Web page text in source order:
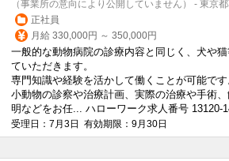
（事業所の意向により公開していません） - 東京
正社員
月給 330,000円 ～ 350,000円
一般的な動物病院の診療内容と同じく、犬や
ていただきます。
専門知識や経験を活かして働くことが可能です
小動物の診察や治療計画、実際の治療や手術
明などをお任... ハローワーク求人番号 13120-
受理日：7月3日 有効期限：9月30日